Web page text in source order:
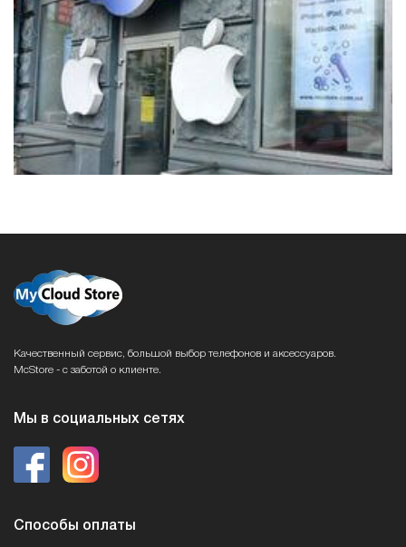
Качественный сервис, большой выбор телефонов и аксессуаров.
McStore - с заботой о клиенте.
Мы в социальных сетях
Способы оплаты